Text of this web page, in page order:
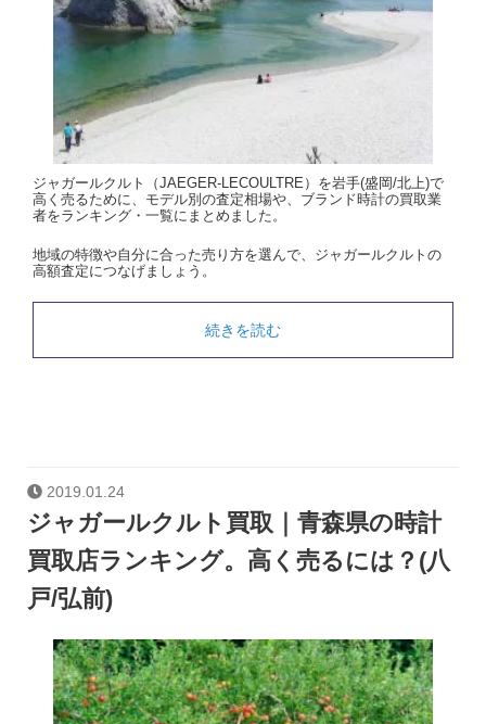
ジャガールクルト（JAEGER-LECOULTRE）を岩手(盛岡/北上)で
高く売るために、モデル別の査定相場や、ブランド時計の買取業
者をランキング・一覧にまとめました。
地域の特徴や自分に合った売り方を選んで、ジャガールクルトの
高額査定につなげましょう。
続きを読む
2019.01.24
ジャガールクルト買取｜青森県の時計
買取店ランキング。高く売るには？(八
戸/弘前)